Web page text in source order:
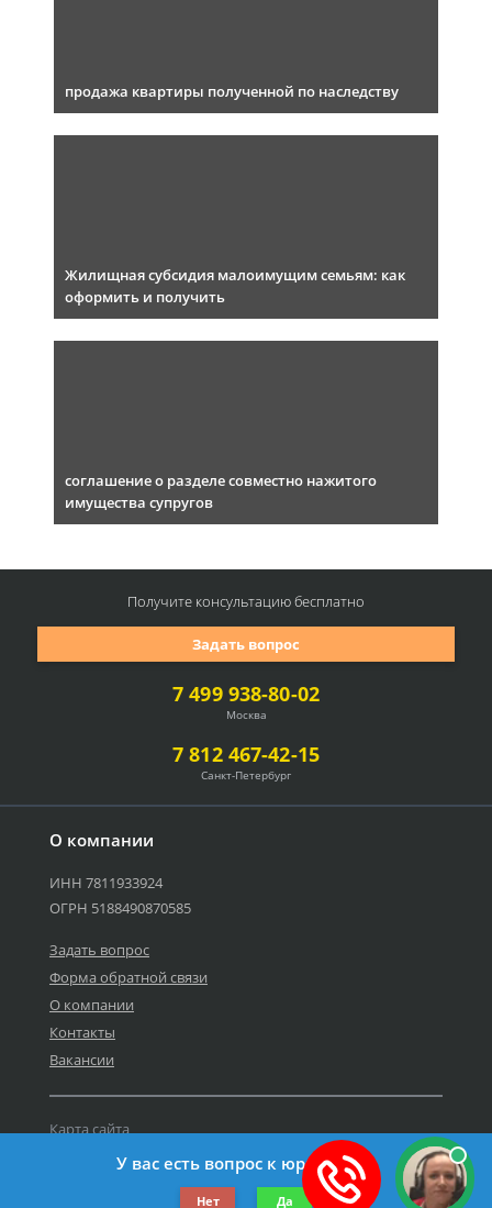
продажа квартиры полученной по наследству
Жилищная субсидия малоимущим семьям: как
оформить и получить
соглашение о разделе совместно нажитого
имущества супругов
О компании
ИНН 7811933924
ОГРН 5188490870585
Задать вопрос
Форма обратной связи
О компании
Контакты
Вакансии
©2019-2026 Все права защищены.
Карта сайта
Политика персональных данных
7 499 938-80-02
Москва
7 812 467-42-15
Санкт-Петербург
Задать вопрос
Получите консультациюбесплатно
У вас есть вопрос к юристу?
Нет Да